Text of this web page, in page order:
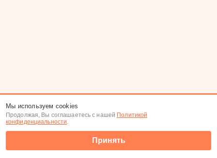
Мы используем cookies
Продолжая, Вы соглашаетесь с нашей Политикой
конфиденциальности.
Принять